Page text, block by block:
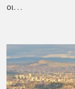
οι…